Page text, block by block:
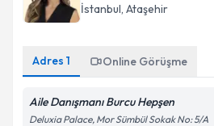
İstanbul, Ataşehir
Adres 1 Online Görüşme
Aile Danışmanı Burcu Hepşen
Deluxia Palace, Mor Sümbül Sokak No: 5/A